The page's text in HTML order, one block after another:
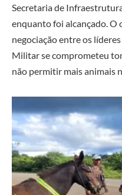
Secretaria de
enquanto foi alcançado. O
negociação entre os
Militar se comprometeu
não permitir mais animais